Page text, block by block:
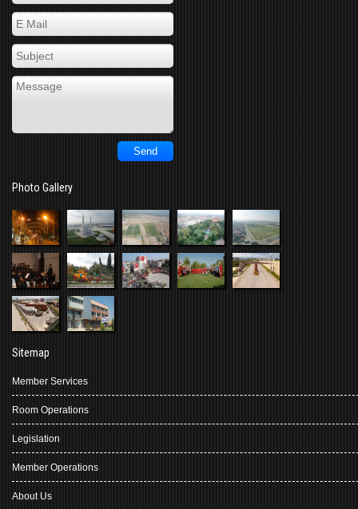
Photo Gallery
Sitemap
Member Services
Room Operations
Legislation
Member Operations
About Us